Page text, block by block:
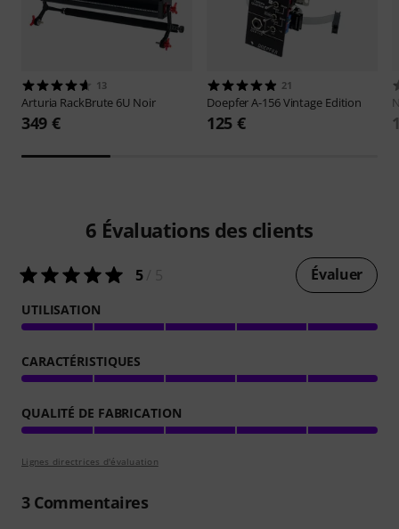
13
Arturia RackBrute 6U Noir
349 €
21
DoepferA-156 Vintage Edition
125 €
6 Évaluations des clients
5/ 5 Évaluer
UTILISATION
CARACTÉRISTIQUES
QUALITÉ DE FABRICATION
Lignes directrices d'évaluation
3Commentaires